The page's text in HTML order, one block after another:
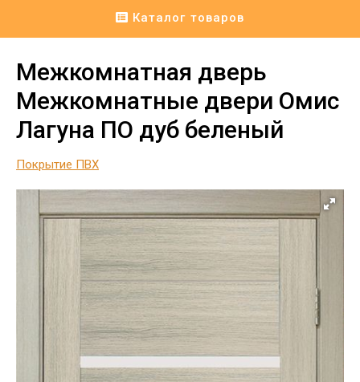
Каталог товаров
Межкомнатная дверь
Межкомнатные двери Омис
Лагуна ПО дуб беленый
Покрытие ПВХ